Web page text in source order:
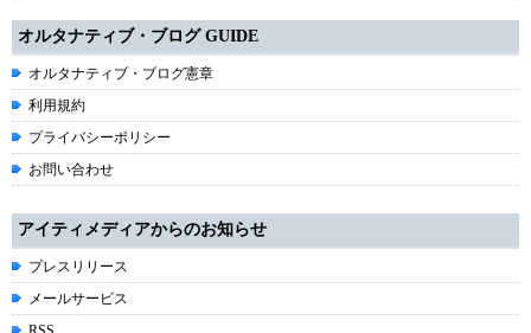
オルタナティブ・ブログ GUIDE
オルタナティブ・ブログ憲章
利用規約
プライバシーポリシー
お問い合わせ
アイティメディアからのお知らせ
プレスリリース
メールサービス